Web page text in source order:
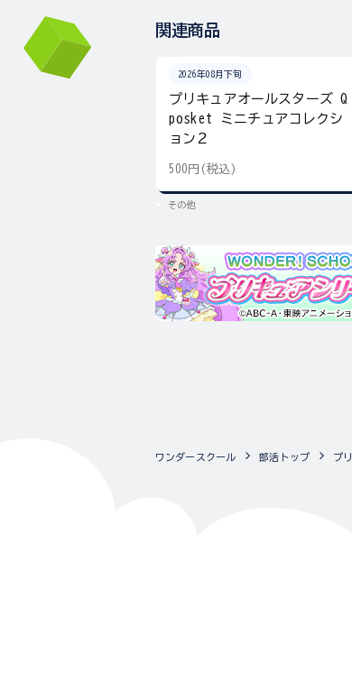
関連商品
2026年08月下旬
プリキュアオールスターズ Q
posket ミニチュアコレクシ
ョン２
500円(税込)
その他
ワンダースクール 部活トップ プ